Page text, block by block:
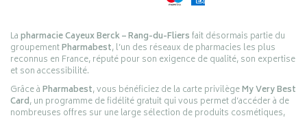
Lapharmacie Cayeux Berck – Rang-du-Fliersfait désormais partie du
groupementPharmabest, l’un des réseaux de pharmacies les plus
reconnus en France, réputé pour son exigence de qualité, son expertise
et son accessibilité.
Grâce àPharmabest, vous bénéficiez de la carte privilègeMy Very Best
Card, un programme de fidélité gratuit qui vous permet d’accéder à de
nombreuses offres sur une large sélection de produits cosmétiques,